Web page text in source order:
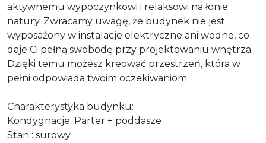
aktywnemu wypoczynkowi i relaksowi na łonie
natury. Zwracamy uwagę, że budynek nie jest
wyposażony w instalacje elektryczne ani wodne, co
daje Ci pełną swobodę przy projektowaniu wnętrza.
Dzięki temu możesz kreować przestrzeń, która w
pełni odpowiada twoim oczekiwaniom.
Charakterystyka budynku:
Kondygnacje: Parter + poddasze
Stan : surowy